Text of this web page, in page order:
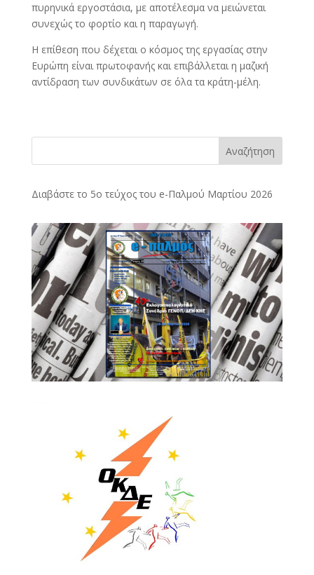
πυρηνικά εργοστάσια, με αποτέλεσμα να μειώνεται
συνεχώς το φορτίο και η παραγωγή.
Η επίθεση που δέχεται ο κόσμος της εργασίας στην
Ευρώπη είναι πρωτοφανής και επιβάλλεται η μαζική
αντίδραση των συνδικάτων σε όλα τα κράτη-μέλη.
Αναζήτηση
Διαβάστε το 5ο τεύχος του e-Παλμού Μαρτίου 2026